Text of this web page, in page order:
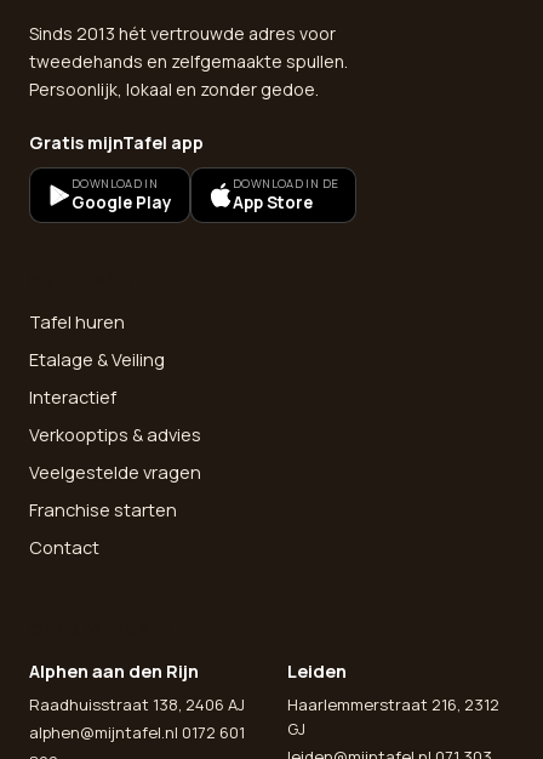
Sinds 2013 hét vertrouwde adres voor
tweedehands en zelfgemaakte spullen.
Persoonlijk, lokaal en zonder gedoe.
Gratis mijnTafel app
DOWNLOAD IN
Google Play
DOWNLOAD IN DE
App Store
Tafel huren
Etalage & Veiling
Interactief
Verkooptips & advies
Veelgestelde vragen
Franchise starten
Contact
Alphen aan den Rijn
Raadhuisstraat 138, 2406 AJ
alphen@mijntafel.nl 0172 601
Leiden
Haarlemmerstraat 216, 2312
GJ